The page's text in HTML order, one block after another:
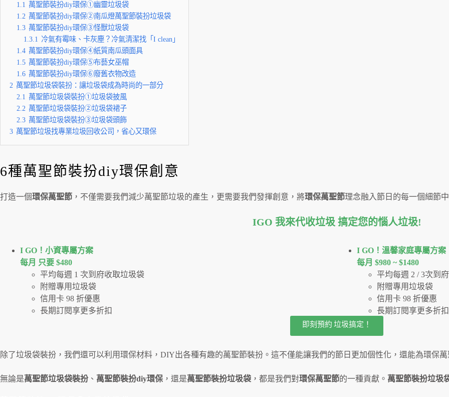
1.1 萬聖節裝扮diy環保①幽靈垃圾袋
1.2 萬聖節裝扮diy環保②南瓜燈萬聖節裝扮垃圾袋
1.3 萬聖節裝扮diy環保③怪獸垃圾袋
1.3.1 冷氣有霉味、卡灰塵？冷氣清潔找「I clean」
1.4 萬聖節裝扮diy環保④紙質南瓜頭面具
1.5 萬聖節裝扮diy環保⑤布藝女巫帽
1.6 萬聖節裝扮diy環保⑥廢舊衣物改造
2 萬聖節垃圾袋裝扮：讓垃圾袋成為時尚的一部分
2.1 萬聖節垃圾袋裝扮①垃圾袋披風
2.2 萬聖節垃圾袋裝扮②垃圾袋裙子
2.3 萬聖節垃圾袋裝扮③垃圾袋頭飾
3 萬聖節垃圾找專業垃圾回收公司，省心又環保
6種萬聖節裝扮diy環保創意
打造一個環保萬聖節 ，不僅需要我們減少萬聖節垃圾的產生，更需要我們發揮創意，將環保萬聖節理念融入節日的每一個細節
IGO 我來代收垃圾 搞定您的惱人垃圾!
I GO！⼩資專屬⽅案
每月 只要 $480
平均每週 1 次到府收取垃圾袋
附贈專用垃圾袋
信用卡 98 折優惠
長期訂閱享更多折扣
I GO！溫馨家庭專屬方案
每月 $980 ~ $1480
平均每週 2 / 3次到
附贈專用垃圾袋
信用卡 98 折優惠
長期訂閱享更多折扣
即刻預約 垃圾搞定！
除了垃圾袋裝扮，我們還可以利用環保材料，DIY出各種有趣的萬聖節裝扮。這不僅能讓我們的節日更加個性化，還能為環保
無論是萬聖節垃圾袋裝扮 、 萬聖節裝扮diy環保 ，還是萬聖節裝扮垃圾袋 ，都是我們對環保萬聖節的一種貢獻。 萬聖節裝扮垃圾